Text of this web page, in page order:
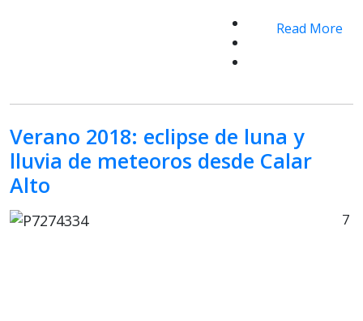
Read More
Verano 2018: eclipse de luna y
lluvia de meteoros desde Calar
Alto
7